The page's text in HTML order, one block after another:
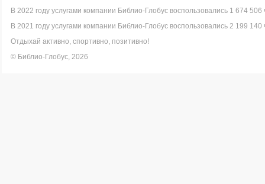
В 2022 году услугами компании Библио-Глобус воспользовались 1 674 506
В 2021 году услугами компании Библио-Глобус воспользовались 2 199 140
Отдыхай активно, спортивно, позитивно!
© Библио-Глобус, 2026